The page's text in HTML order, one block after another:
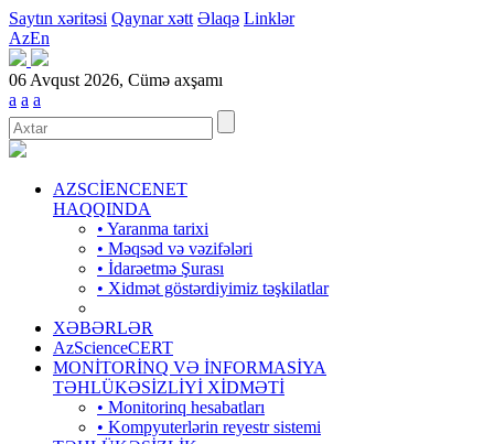
Saytın xəritəsi Qaynar xətt Əlaqə Linklər
AzEn
06 Avqust 2026, Cümə axşamı
a a a
AZSCİENCENET
HAQQINDA
• Yaranma tarixi
• Məqsəd və vəzifələri
• İdarəetmə Şurası
• Xidmət göstərdiyimiz təşkilatlar
XƏBƏRLƏR
AzScienceCERT
MONİTORİNQ VƏ İNFORMASİYA
TƏHLÜKƏSİZLİYİ XİDMƏTİ
• Monitorinq hesabatları
• Kompyuterlərin reyestr sistemi